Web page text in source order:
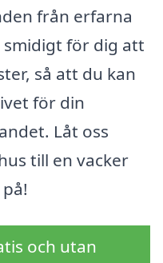
från erfarna
för dig att
så att du kan
för din
Låt oss
till en vacker
och utan